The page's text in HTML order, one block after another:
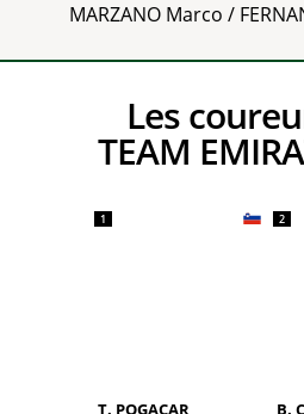
MARZANO Marco /
Les coureurs UAE
TEAM
1
T. POGACAR
2
B.